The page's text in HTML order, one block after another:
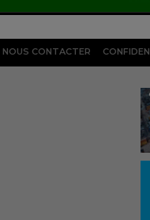
NOUS CONTACTER